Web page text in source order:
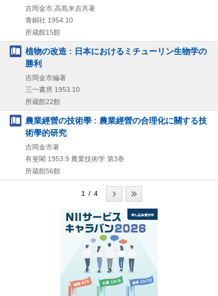
吉岡金市,高島米吉共著
青銅社 1954.10
所蔵館15館
植物の改造 : 日本におけるミチューリン生物学の
勝利
吉岡金市編著
三一書房 1953.10
所蔵館22館
農業經營の技術學 : 農業經營の合理化に關する技
術學的研究
吉岡金市著
有斐閣 1953.9 農業技術学 第3巻
所蔵館56館
1 / 4